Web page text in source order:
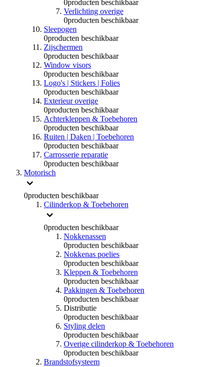
0producten beschikbaar
Verlichting overige
0producten beschikbaar
Sleepogen
0producten beschikbaar
Zijschermen
0producten beschikbaar
Window visors
0producten beschikbaar
Logo's | Stickers | Folies
0producten beschikbaar
Exterieur overige
0producten beschikbaar
Achterkleppen & Toebehoren
0producten beschikbaar
Ruiten | Daken | Toebehoren
0producten beschikbaar
Carrosserie reparatie
0producten beschikbaar
Motorisch
0producten beschikbaar
Cilinderkop & Toebehoren
0producten beschikbaar
Nokkenassen
0producten beschikbaar
Nokkenas poelies
0producten beschikbaar
Kleppen & Toebehoren
0producten beschikbaar
Pakkingen & Toebehoren
0producten beschikbaar
Distributie
0producten beschikbaar
Styling delen
0producten beschikbaar
Overige cilinderkop & Toebehoren
0producten beschikbaar
Brandstofsysteem